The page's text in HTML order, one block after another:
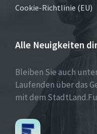
Cookie-Richtlinie (EU)
Alle Neuigkeiten
Bleiben Sie auch
Laufenden über das
mit dem